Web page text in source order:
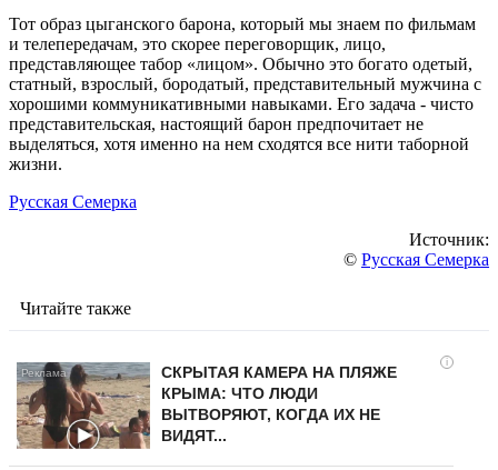
Тот образ цыганского барона, который мы знаем по фильмам
и телепередачам, это скорее переговорщик, лицо,
представляющее табор «лицом». Обычно это богато одетый,
статный, взрослый, бородатый, представительный мужчина с
хорошими коммуникативными навыками. Его задача - чисто
представительская, настоящий барон предпочитает не
выделяться, хотя именно на нем сходятся все нити таборной
жизни.
Русская Семерка
Источник:
© Русская Семерка
Читайте также
i
СКРЫТАЯ КАМЕРА НА ПЛЯЖЕ
КРЫМА: ЧТО ЛЮДИ
ВЫТВОРЯЮТ, КОГДА ИХ НЕ
ВИДЯТ...